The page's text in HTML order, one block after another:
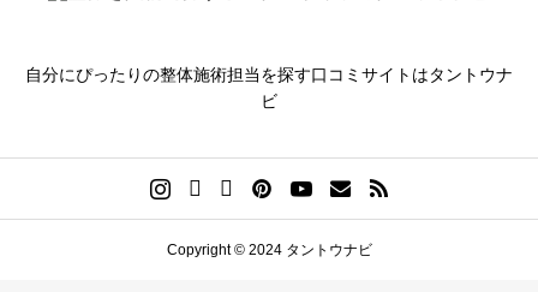
自分にぴったりの整体施術担当を探す口コミサイトはタントウナ
ビ
Copyright © 2024 タントウナビ